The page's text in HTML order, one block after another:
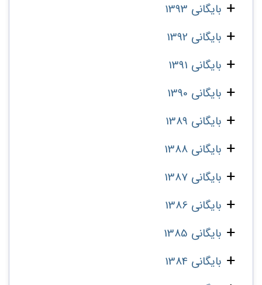
بایگانی 1393
بایگانی 1392
بایگانی 1391
بایگانی 1390
بایگانی 1389
بایگانی 1388
بایگانی 1387
بایگانی 1386
بایگانی 1385
بایگانی 1384